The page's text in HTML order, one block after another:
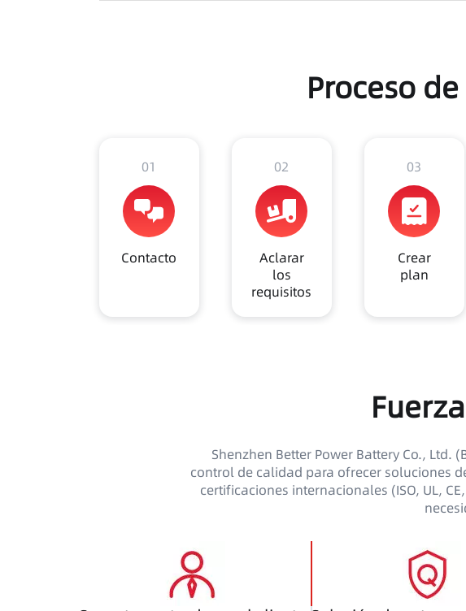
Proceso
01
Contacto
02
Aclarar
los
requisitos
03
Crear
plan
Shenzhen Better Power Battery Co., Ltd.
control de calidad para ofrecer soluciones
certificaciones internacionales (ISO, UL,